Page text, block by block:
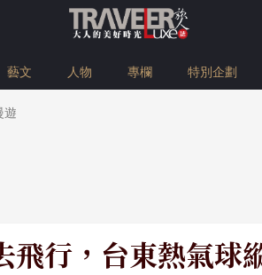
藝文 人物 專欄 特別企劃
遊
飛行，台東熱氣球